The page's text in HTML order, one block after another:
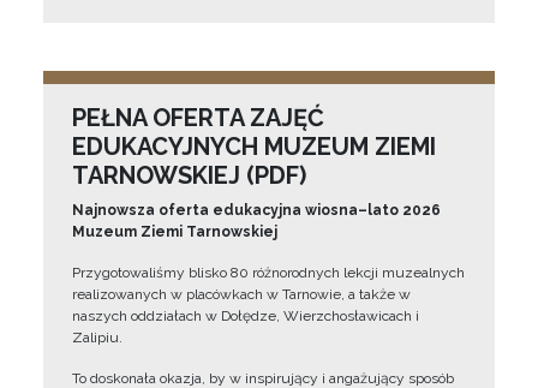
PEŁNA OFERTA ZAJĘĆ
EDUKACYJNYCH MUZEUM ZIEMI
TARNOWSKIEJ (PDF)
Najnowsza oferta edukacyjna wiosna–lato 2026
Muzeum Ziemi Tarnowskiej
Przygotowaliśmy blisko 80 różnorodnych lekcji muzealnych
realizowanych w placówkach w Tarnowie, a także w
naszych oddziałach w Dołędze, Wierzchosławicach i
Zalipiu.
To doskonała okazja, by w inspirujący i angażujący sposób